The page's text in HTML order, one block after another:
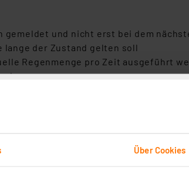
Über Cookies
und nicht erst bei dem
lange der Zustand gelten soll
Regenmenge pro Zeit ausgeführt
über eine Smartphone-App für iOS